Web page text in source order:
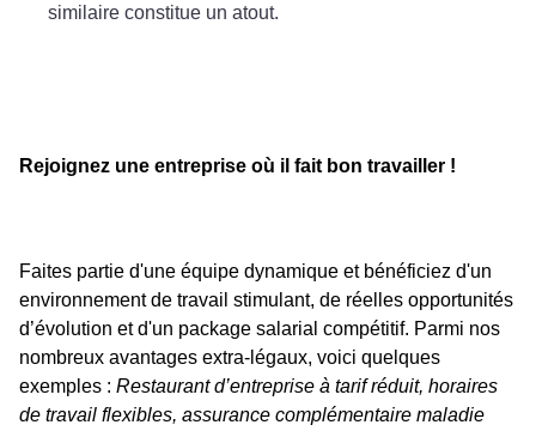
similaire constitue un atout.
Rejoignez une entreprise où il fait bon travailler !
Faites partie d'une équipe dynamique et bénéficiez d'un
environnement de travail stimulant, de réelles opportunités
d’évolution et d'un package salarial compétitif. Parmi nos
nombreux avantages extra-légaux, voici quelques
exemples : Restaurant d’entreprise à tarif réduit, horaires
de travail flexibles, assurance complémentaire maladie